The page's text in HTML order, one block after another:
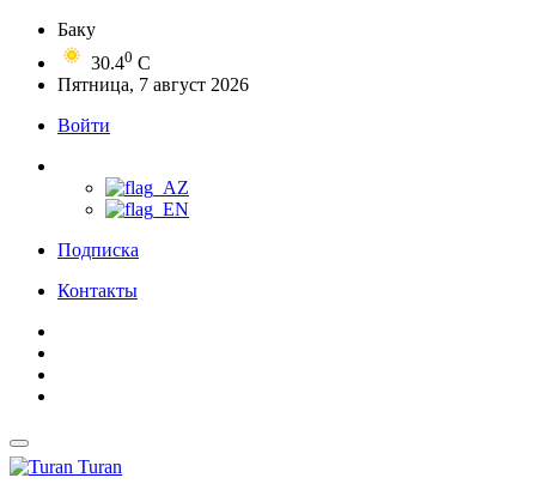
Баку
30.40 C
Пятница, 7 август 2026
Войти
Подписка
Контакты
Turan